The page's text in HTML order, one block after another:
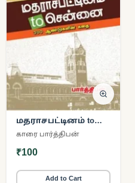
மதராசபட்டினம் to
சென்னை
காரை பார்த்திபன்
₹100
Add to Cart